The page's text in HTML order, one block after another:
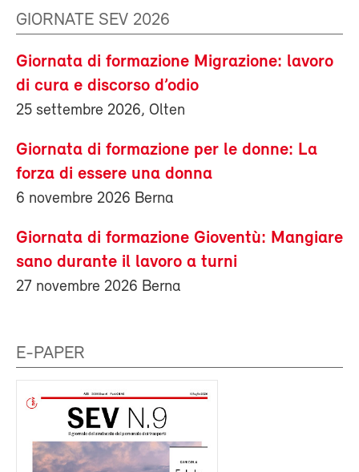
GIORNATE SEV 2026
Giornata di formazione Migrazione: lavoro
di cura e discorso d’odio
25 settembre 2026, Olten
Giornata di formazione per le donne: La
forza di essere una donna
6 novembre 2026 Berna
Giornata di formazione Gioventù: Mangiare
sano durante il lavoro a turni
27 novembre 2026 Berna
E-PAPER